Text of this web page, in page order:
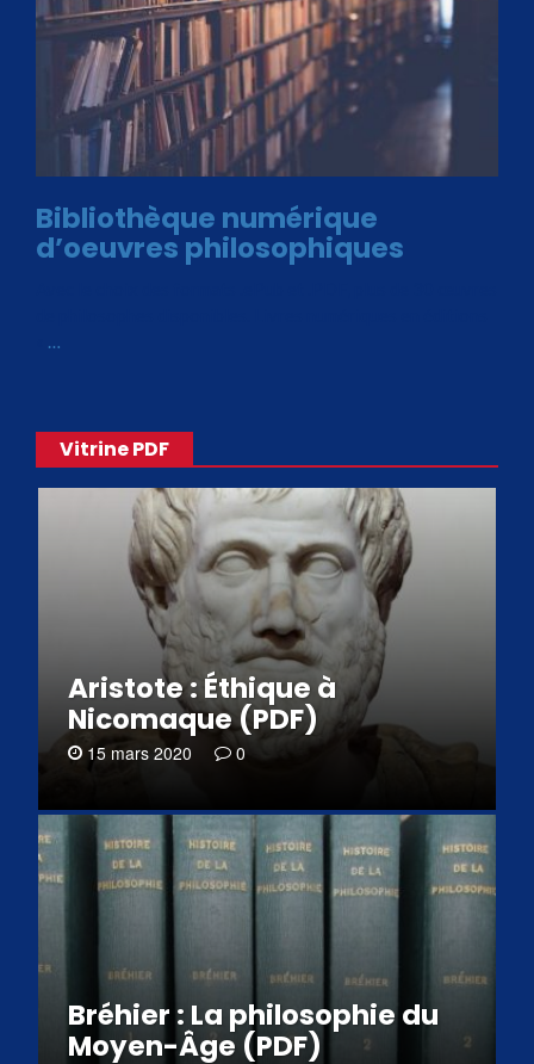
Bibliothèque numérique
d’oeuvres philosophiques
…
Vitrine PDF
Aristote : Éthique à
Nicomaque (PDF)
15 mars 2020 0
Bréhier : La philosophie du
Moyen-Âge (PDF)